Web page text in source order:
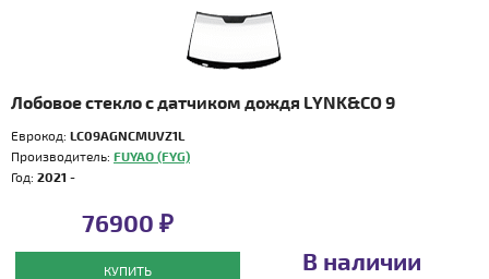
Лобовое стекло с датчиком дождя LYNK&CO 9
Еврокод: LC09AGNCMUVZ1L
Производитель: FUYAO (FYG)
Год: 2021 -
76900 ₽
КУПИТЬ В наличии